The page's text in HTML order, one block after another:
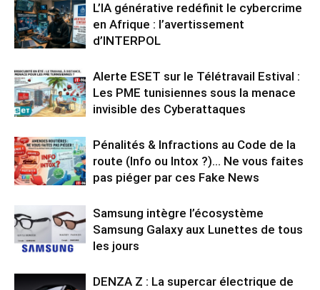
L’IA générative redéfinit le cybercrime
en Afrique : l’avertissement
d’INTERPOL
Alerte ESET sur le Télétravail Estival :
Les PME tunisiennes sous la menace
invisible des Cyberattaques
Pénalités & Infractions au Code de la
route (Info ou Intox ?)… Ne vous faites
pas piéger par ces Fake News
Samsung intègre l’écosystème
Samsung Galaxy aux Lunettes de tous
les jours
DENZA Z : La supercar électrique de